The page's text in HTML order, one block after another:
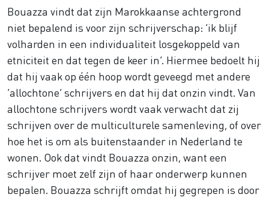
Bouazza vindt dat zijn Marokkaanse achtergrond
niet bepalend is voor zijn schrijverschap: ‘ik blijf
volharden in een individualiteit losgekoppeld van
etniciteit en dat tegen de keer in’. Hiermee bedoelt hij
dat hij vaak op één hoop wordt geveegd met andere
‘allochtone’ schrijvers en dat hij dat onzin vindt. Van
allochtone schrijvers wordt vaak verwacht dat zij
schrijven over de multiculturele samenleving, of over
hoe het is om als buitenstaander in Nederland te
wonen. Ook dat vindt Bouazza onzin, want een
schrijver moet zelf zijn of haar onderwerp kunnen
bepalen. Bouazza schrijft omdat hij gegrepen is door